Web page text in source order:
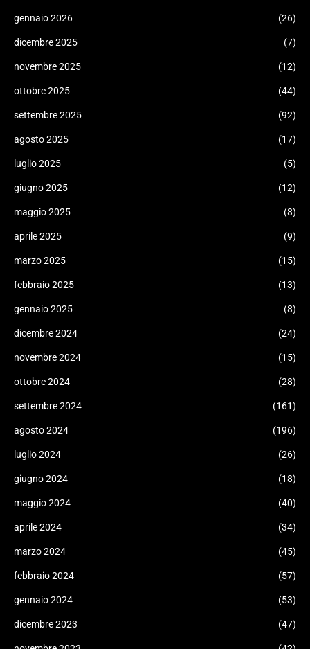
gennaio 2026 (26)
dicembre 2025 (7)
novembre 2025 (12)
ottobre 2025 (44)
settembre 2025 (92)
agosto 2025 (17)
luglio 2025 (5)
giugno 2025 (12)
maggio 2025 (8)
aprile 2025 (9)
marzo 2025 (15)
febbraio 2025 (13)
gennaio 2025 (8)
dicembre 2024 (24)
novembre 2024 (15)
ottobre 2024 (28)
settembre 2024 (161)
agosto 2024 (196)
luglio 2024 (26)
giugno 2024 (18)
maggio 2024 (40)
aprile 2024 (34)
marzo 2024 (45)
febbraio 2024 (57)
gennaio 2024 (53)
dicembre 2023 (47)